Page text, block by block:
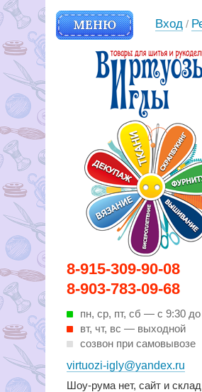
8-915-309-90-08
8-903-783-09-68
пн, ср, пт, cб — с 9:30
вт, чт, вс — выходной
созвон при самовывозе
virtuozi-igly@yandex.ru
Шоу-рума нет, сайт и склад
МЕНЮ
Вирутозы иглы. Товары
шитья и рукоделья
Вход /